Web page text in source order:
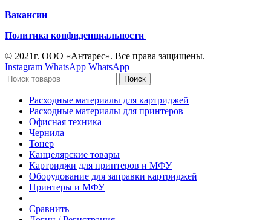
Вакансии
Политика конфиденциальности
© 2021г. ООО «Антарес». Все права защищены.
Instagram WhatsApp WhatsApp
Поиск
Расходные материалы для картриджей
Расходные материалы для принтеров
Офисная техника
Чернила
Тонер
Канцелярские товары
Картриджи для принтеров и МФУ
Оборудование для заправки картриджей
Принтеры и МФУ
Сравнить